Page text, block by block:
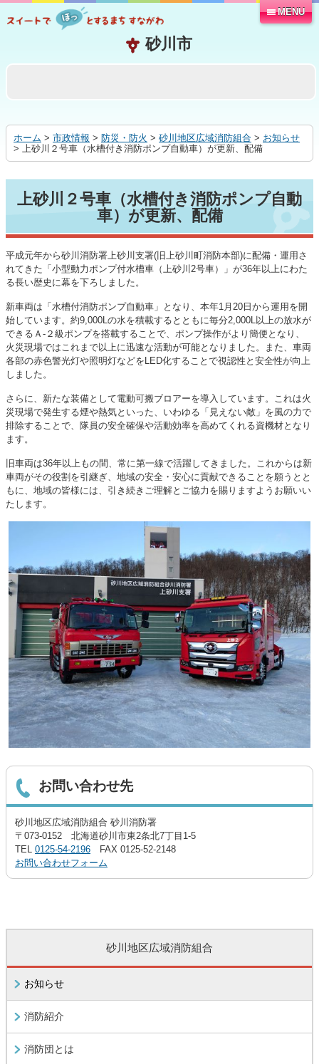
る
MENU
ホーム > 市政情報 > 防災・防火 > 砂川地区広域消防組合 > お知らせ
> 上砂川２号車（水槽付き消防ポンプ自動車）が更新、配備
上砂川２号車（水槽付き消防ポンプ自動
車）が更新、配備
平成元年から砂川消防署上砂川支署(旧上砂川町消防本部)に配備・運用さ
れてきた「小型動力ポンプ付水槽車（上砂川2号車）」が36年以上にわた
る長い歴史に幕を下ろしました。
新車両は「水槽付消防ポンプ自動車」となり、本年1月20日から運用を開
始しています。約9,000Lの水を積載するとともに毎分2,000L以上の放水が
できるＡ-２級ポンプを搭載することで、ポンプ操作がより簡便となり、
火災現場ではこれまで以上に迅速な活動が可能となりました。また、車両
各部の赤色警光灯や照明灯などをLED化することで視認性と安全性が向上
しました。
さらに、新たな装備として電動可搬ブロアーを導入しています。これは火
災現場で発生する煙や熱気といった、いわゆる「見えない敵」を風の力で
排除することで、隊員の安全確保や活動効率を高めてくれる資機材となり
ます。
旧車両は36年以上もの間、常に第一線で活躍してきました。これからは新
車両がその役割を引継ぎ、地域の安全・安心に貢献できることを願うとと
もに、地域の皆様には、引き続きご理解とご協力を賜りますようお願いい
たします。
お問い合わせ先
砂川地区広域消防組合 砂川消防署
〒073-0152 北海道砂川市東2条北7丁目1-5
TEL 0125-54-2196 FAX 0125-52-2148
お問い合わせフォーム
砂川地区広域消防組合
お知らせ
消防紹介
消防団とは